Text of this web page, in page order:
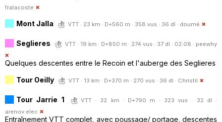
fralacoste
Mont Jalla VTT · 23 km · D+560 m · 358 vus · 36 dl · doumé
Seglieres VTT · 19 km · D+850 m · 274 vus · 37 dl · 02:08 · peewhy
Quelques descentes entre le Recoin et l'auberge des Seglieres
Tour Oeilly
VTT · 13 km · D+370 m · 270 vus · 36 dl · Christil
Tour Jarrie 1
VTT · 32 km · D+790 m · 323 vus · 32 dl ·
arenov.elec
Entraînement VTT complet, avec poussage/ portage, descentes